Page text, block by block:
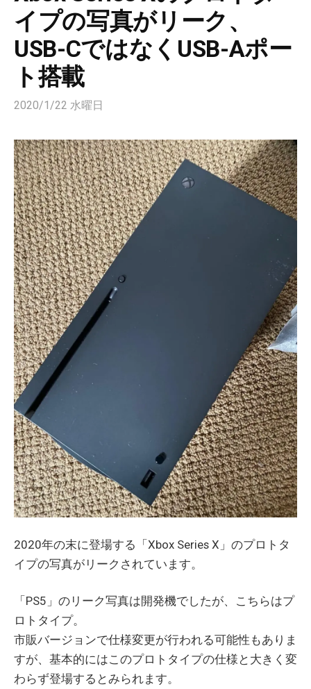
イプの写真がリーク、
USB-CではなくUSB-Aポー
ト搭載
2020/1/22 水曜日
2020年の末に登場する「Xbox Series X」のプロトタ
イプの写真がリークされています。
「PS5」のリーク写真は開発機でしたが、こちらはプ
ロトタイプ。
市販バージョンで仕様変更が行われる可能性もありま
すが、基本的にはこのプロトタイプの仕様と大きく変
わらず登場するとみられます。